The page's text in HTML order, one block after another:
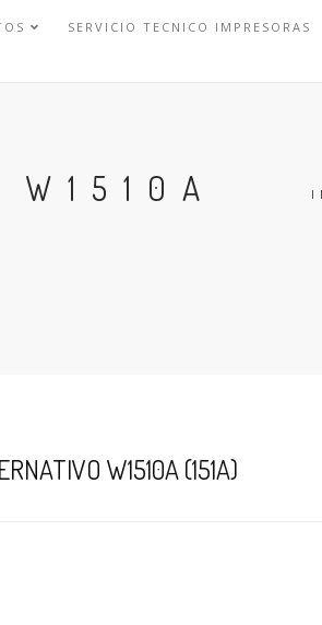
SERVICIO TECNICO IMPRESORAS
W1510A (151A)